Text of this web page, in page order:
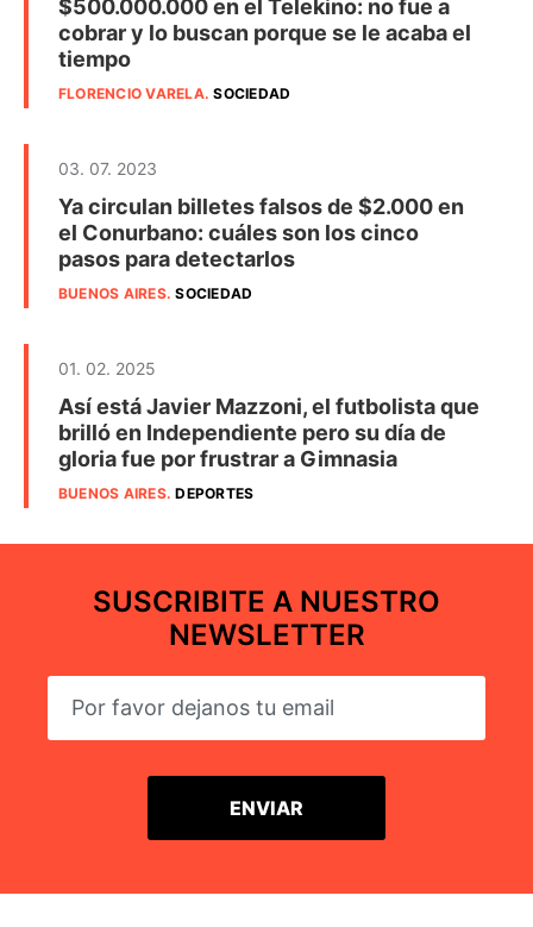
$500.000.000 en el Telekino: no fue a
cobrar y lo buscan porque se le acaba el
tiempo
FLORENCIO VARELA.SOCIEDAD
03. 07. 2023
Ya circulan billetes falsos de $2.000 en
el Conurbano: cuáles son los cinco
pasos para detectarlos
BUENOS AIRES.SOCIEDAD
01. 02. 2025
Así está Javier Mazzoni, el futbolista que
brilló en Independiente pero su día de
gloria fue por frustrar a Gimnasia
BUENOS AIRES.DEPORTES
SUSCRIBITE A NUESTRO
NEWSLETTER